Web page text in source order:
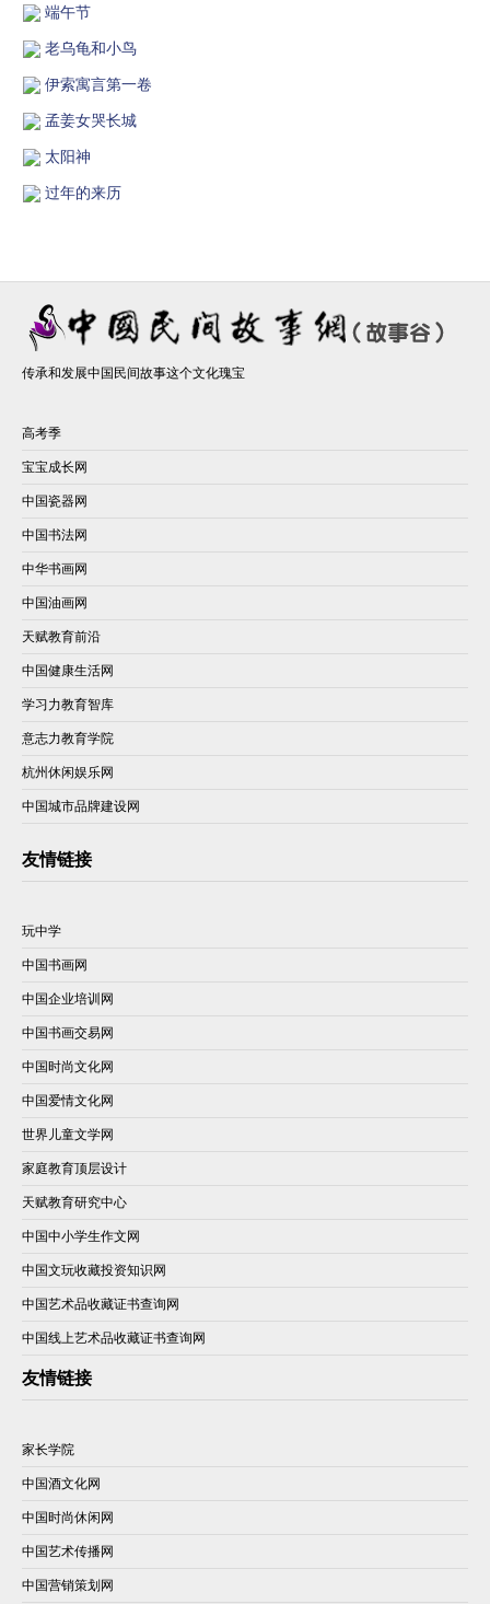
端午节
老乌龟和小鸟
伊索寓言第一卷
孟姜女哭长城
太阳神
过年的来历
传承和发展中国民间故事这个文化瑰宝
高考季
宝宝成长网
中国瓷器网
中国书法网
中华书画网
中国油画网
天赋教育前沿
中国健康生活网
学习力教育智库
意志力教育学院
杭州休闲娱乐网
中国城市品牌建设网
友情链接
玩中学
中国书画网
中国企业培训网
中国书画交易网
中国时尚文化网
中国爱情文化网
世界儿童文学网
家庭教育顶层设计
天赋教育研究中心
中国中小学生作文网
中国文玩收藏投资知识网
中国艺术品收藏证书查询网
中国线上艺术品收藏证书查询网
友情链接
家长学院
中国酒文化网
中国时尚休闲网
中国艺术传播网
中国营销策划网